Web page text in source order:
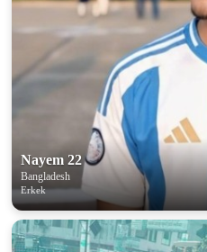
Nayem 22
Bangladesh
Erkek